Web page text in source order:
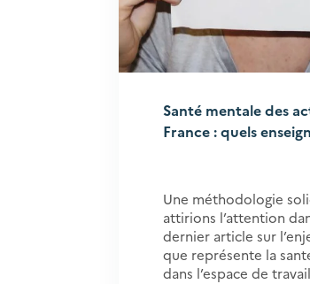
Santé mentale des
France : quels
Une méthodologie
attirions l’attention
dernier article sur
que représente la
dans l’espace de